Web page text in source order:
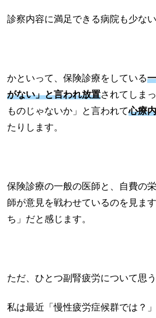
診察内容に満足できる病院も少な
かといって、保険診療をしている
がない」と言われ放置されてしま
ものじゃないか」と言われて心療
たりします。
保険診療の一般の医師と、自費の
師が意見を戦わせているのを見ま
ち」だと感じます。
ただ、ひとつ副腎疲労について思
私は最近「慢性疲労症候群では？